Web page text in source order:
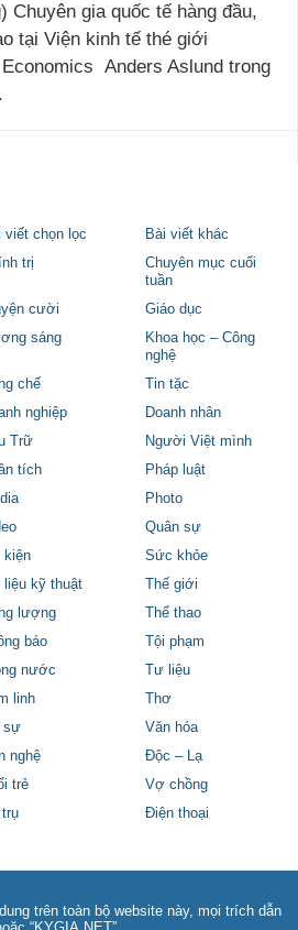
Chuyên gia quốc tế hàng đầu,
tại Viện kinh tế thé giới
Anders Aslund trong
viết chọn lọc
Bài viết khác
trị
Chuyên mục cuối
tuần
cười
Giáo dục
sáng
Khoa học – Công
nghệ
chế
Tin tặc
nghiệp
Doanh nhân
Trữ
Người Việt mình
tích
Pháp luật
Photo
Quân sự
kiện
Sức khỏe
liệu kỹ thuật
Thế giới
lượng
Thể thao
báo
Tội phạm
nước
Tư liệu
linh
Thơ
sự
Văn hóa
nghệ
Độc – Lạ
trẻ
Vợ chồng
Điện thoại
trên toàn bộ website này, mọi trích dẫn